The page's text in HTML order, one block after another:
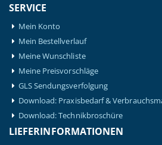
SERVICE
Mein Konto
Mein Bestellverlauf
Meine Wunschliste
Meine Preisvorschläge
GLS Sendungsverfolgung
Download: Praxisbedarf &
Download: Technikbroschüre
LIEFERINFORMATIONEN